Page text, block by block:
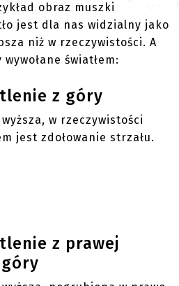
obraz muszki
jest dla nas widzialny jako
niż w rzeczywistości. A
światłem:
z góry
w rzeczywistości
jest zdołowanie strzału.
z prawej